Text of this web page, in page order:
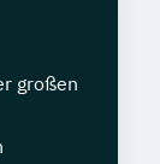
großen